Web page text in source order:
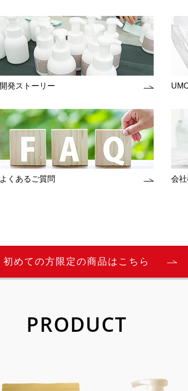
開発ストーリー
よくあるご質問 会
初めての方限定の商品はこちら
PRODUCT